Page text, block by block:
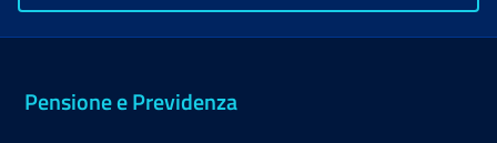
Pensione e Previdenza